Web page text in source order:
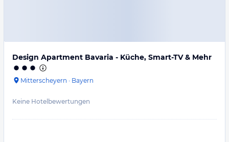
Design Apartment Bavaria - Küche, Smart-TV & Mehr
Mitterscheyern · Bayern
Keine Hotelbewertungen